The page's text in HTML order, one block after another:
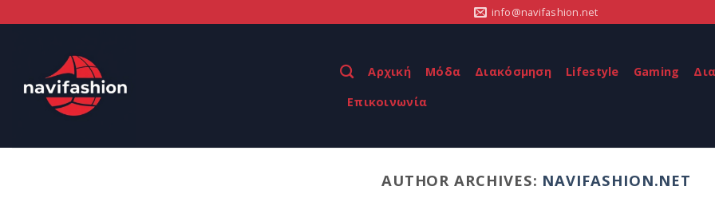
info@navifashion.net
Αρχική Μόδα Διακόσμηση Lifestyle Gaming
Επικοινωνία
AUTHOR ARCHIVES: NAVIFASHION.NET